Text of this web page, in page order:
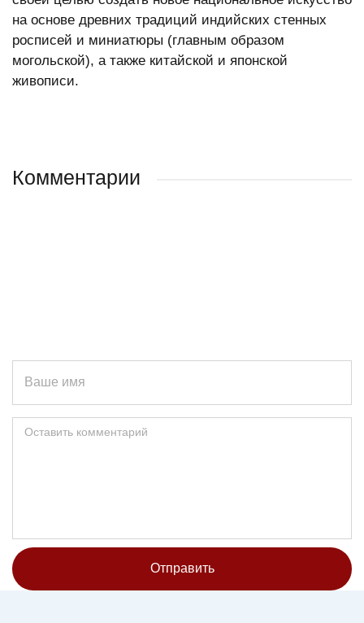
на основе древних традиций индийских стенных
росписей и миниатюры (главным образом
могольской), а также китайской и японской
живописи.
Комментарии
Ваше имя
Оставить комментарий
Отправить